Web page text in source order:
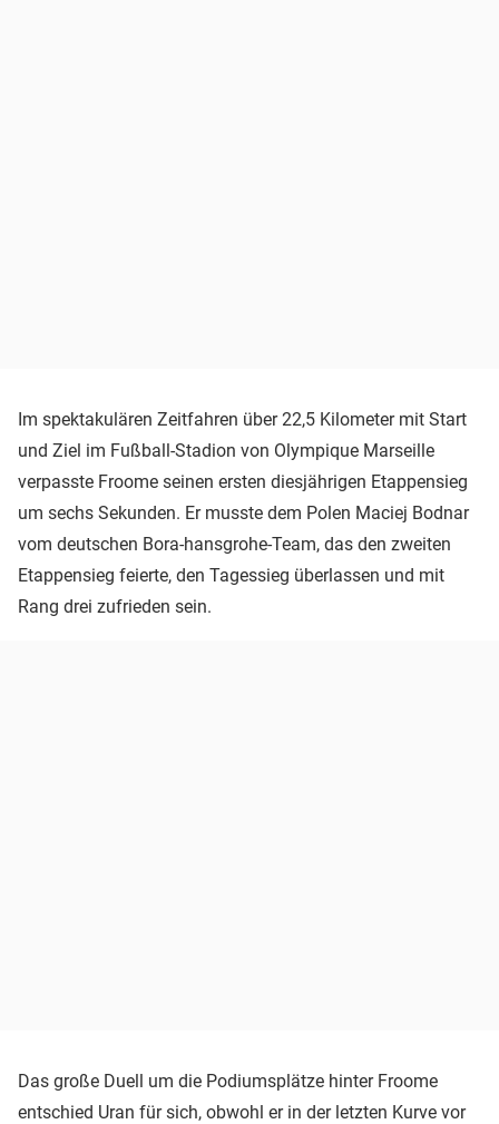
Im spektakulären Zeitfahren über 22,5 Kilometer mit Start
und Ziel im Fußball-Stadion von Olympique Marseille
verpasste Froome seinen ersten diesjährigen Etappensieg
um sechs Sekunden. Er musste dem Polen Maciej Bodnar
vom deutschen Bora-hansgrohe-Team, das den zweiten
Etappensieg feierte, den Tagessieg überlassen und mit
Rang drei zufrieden sein.
Das große Duell um die Podiumsplätze hinter Froome
entschied Uran für sich, obwohl er in der letzten Kurve vor